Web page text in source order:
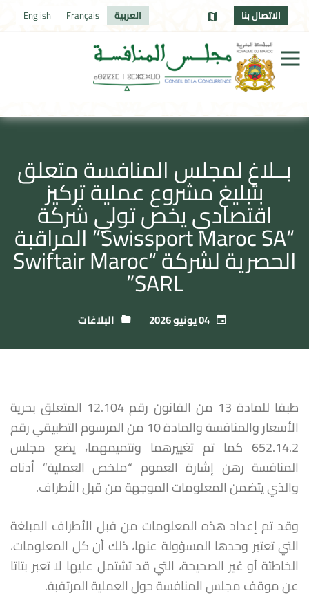
الاتصال بنا العربية Français
English
بــلاغ لمجلس المنافسة متعلق
بتبليغ مشروع عملية تركيز
اقتصادي يخص تولي شركة
“Swissport Maroc SA” المراقبة
الحصرية لشركة “Swiftair Maroc
SARL”
البلاغات
طبقا للمادة 13 من القانون رقم 12.104 المتعلق بحرية
الأسعار والمنافسة والمادة 10 من المرسوم التطبيقي رقم
652.14.2 كما تم تغييرهما وتتميمهما، يضع مجلس
المنافسة رهن إشارة العموم “ملخص العملية” أدناه
والذي يتضمن المعلومات الموجهة من قبل الأطراف.
وقد تم إعداد هذه المعلومات من قبل الأطراف المبلغة
التي تعتبر وحدها المسؤولة عنها، ذلك أن كل المعلومات،
الخاطئة أو غير الصحيحة، التي قد تشتمل عليها لا تعبر بتاتا
عن موقف مجلس المنافسة حول العملية المرتقبة.